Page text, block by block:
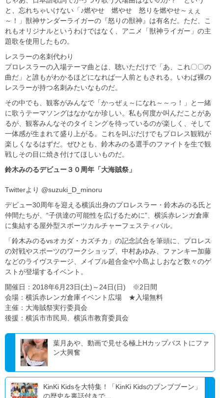
と、忘れちゃいけない「♪燃やせ 燃やせ 怒りを燃やせ～ぇぇ
～！」獣神サンダーライガーの『怒りの獣神』は有名だ。ただ、こ
れもオリジナルというわけではなく、アニメ「獣神ライガー」の主
題歌を使用したもの。
レスラーの名刺代わり
プロレスラーの入場テーマ曲とは、聴いただけで「あ、これ〇〇の
曲だ」と誰もがわかるほどになれば一人前ともされる。いわば裸の
レスラーが持つ名刺みたいなものだ。
その中でも、観客がみんなで「かっぜぇ～になれ～～っ！」と一緒
に歌うテーマソングはなかなか珍しい。私も何度か叫んだことがあ
るが、観客みんなそのタイミングを待っているのが楽しく、そして
一体感が生まれて盛り上がる。これを叫ぶだけでもプロレス観戦が
楽しくなるはずだ。ぜひとも、鈴木みのる選手のファイトを生で観
戦しその目に焼き付けてほしいものだ。
鈴木みのるデビュー３０周年「大海賊祭」
Twitterより @suzuki_D_minoru
デビュー30周年を迎える横浜出身のプロレスラー・鈴木みのる氏と
仲間たちが、“子供達の可能性を広げるために”、横浜赤レンガ倉庫
に集結する屋外型スポーツカルチャーフェスティバル。
「鈴木みのるvsオカダ・カズチカ」の記念試合を筆頭に、プロレス
の対戦やスポーツのワークショップ、中村あゆみ、ファンキー加藤
などのライヴステージ、メイプル超合金や小島よしおなど数々のゲ
ストが登場するイベント。
開催日：2018年6月23日(土)～24日(日) ※2日間
会場：横浜赤レンガ倉庫イベント広場 ★入場無料
主催：大海賊祭実行委員会
後援：横浜市市民局、横浜市教育委員会
葉月あや、動画で見せる極上Hカップバストにファ
ン大興奮
KinKi Kidsを大特集！「KinKi Kidsのブンブブーン」
の歴史を裏話付きで...